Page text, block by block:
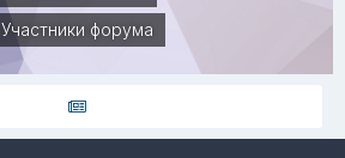
Участники форума